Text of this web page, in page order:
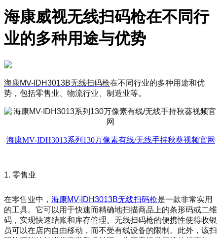
海康威视无线扫码枪在不同行
业的多种用途与优势
海康MV-IDH3013B无线扫码枪在不同行业的多种用途和优
势，包括零售业、物流行业、制造业等。
海康MV-IDH3013系列130万像素有线/无线手持秋葵视频官网
1. 零售业
在零售业中， 海康MV-IDH3013B无线扫码枪是一款非常实用
的工具。它可以用于快速而精确地扫描商品上的条形码或二维
码，实现快速结账和库存管理。无线扫码枪的便携性使得收银
员可以在店内自由移动，而不受有线设备的限制。此外，该扫